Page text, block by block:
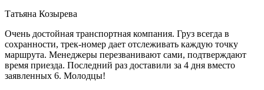
Татьяна Козырева
Очень достойная транспортная компания. Груз всегда в
сохранности, трек-номер дает отслеживать каждую точку
маршрута. Менеджеры перезванивают сами, подтверждают
время приезда. Последний раз доставили за 4 дня вместо
заявленных 6. Молодцы!